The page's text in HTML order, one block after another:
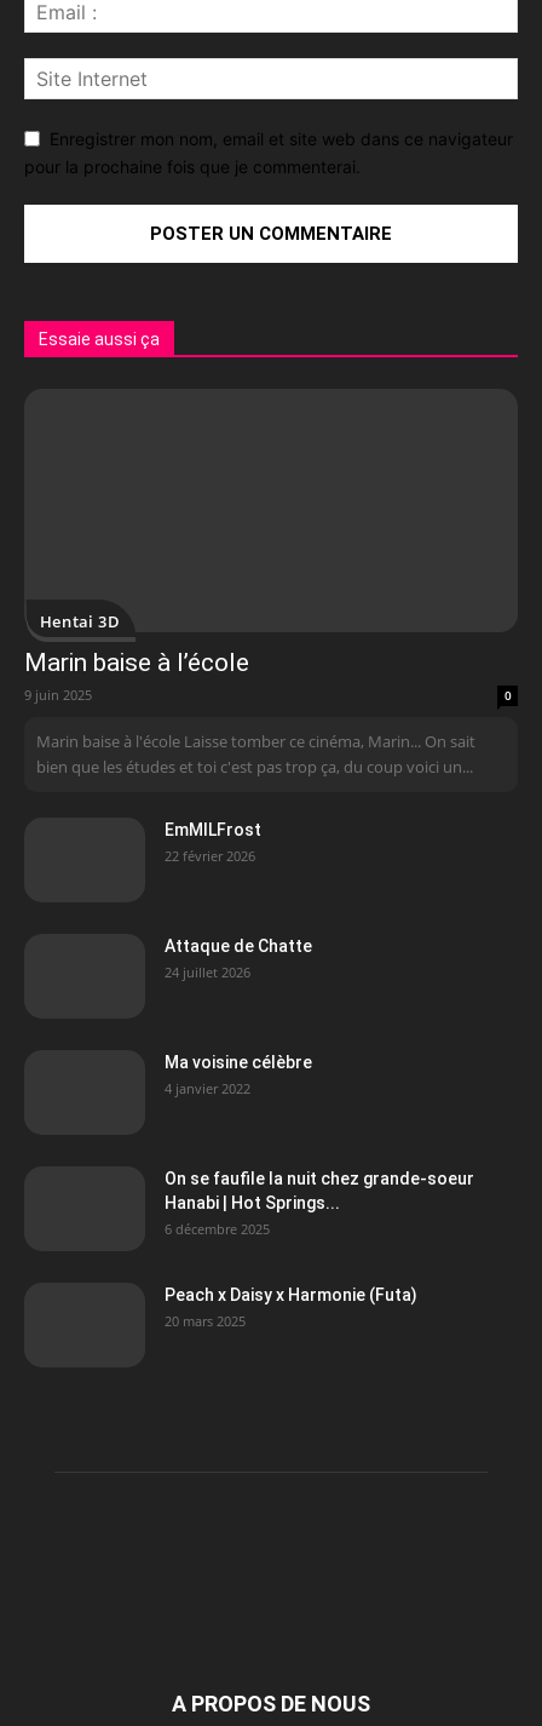
Enregistrer mon nom, email et site web dans ce navigateur
pour la prochaine fois que je commenterai.
Essaie aussi ça
Hentai 3D
Marin baise à l’école
9 juin 2025 0
Marin baise à l'école Laisse tomber ce cinéma, Marin... On sait
bien que les études et toi c'est pas trop ça, du coup voici un...
EmMILFrost
22 février 2026
Attaque de Chatte
24 juillet 2026
Ma voisine célèbre
4 janvier 2022
On se faufile la nuit chez grande-soeur
Hanabi | Hot Springs...
6 décembre 2025
Peach x Daisy x Harmonie (Futa)
20 mars 2025
A PROPOS DE NOUS